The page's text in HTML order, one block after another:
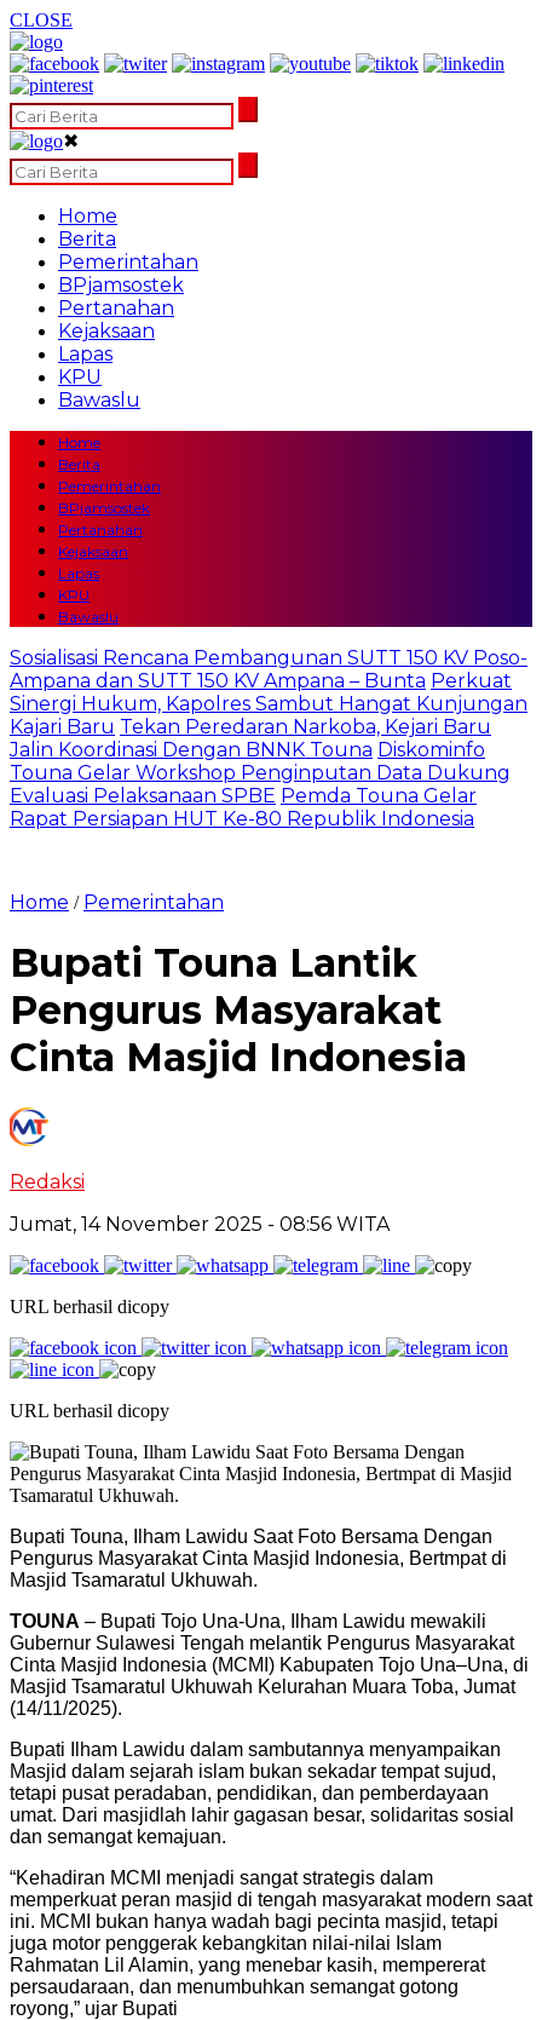
CLOSE
✖
Home
Berita
Pemerintahan
BPjamsostek
Pertanahan
Kejaksaan
Lapas
KPU
Bawaslu
Home
Berita
Pemerintahan
BPjamsostek
Pertanahan
Kejaksaan
Lapas
KPU
Bawaslu
Sosialisasi Rencana Pembangunan SUTT 150 KV Poso-
Ampana dan SUTT 150 KV Ampana – Bunta Perkuat
Sinergi Hukum, Kapolres Sambut Hangat Kunjungan
Kajari Baru Tekan Peredaran Narkoba, Kejari Baru
Jalin Koordinasi Dengan BNNK Touna Diskominfo
Touna Gelar Workshop Penginputan Data Dukung
Evaluasi Pelaksanaan SPBE Pemda Touna Gelar
Rapat Persiapan HUT Ke-80 Republik Indonesia
Home / Pemerintahan
Bupati Touna Lantik
Pengurus Masyarakat
Cinta Masjid Indonesia
Redaksi
Jumat, 14 November 2025 - 08:56 WITA
URL berhasil dicopy
URL berhasil dicopy
Bupati Touna, Ilham Lawidu Saat Foto Bersama Dengan
Pengurus Masyarakat Cinta Masjid Indonesia, Bertmpat di
Masjid Tsamaratul Ukhuwah.
TOUNA – Bupati Tojo Una-Una, Ilham Lawidu mewakili
Gubernur Sulawesi Tengah melantik Pengurus Masyarakat
Cinta Masjid Indonesia (MCMI) Kabupaten Tojo Una–Una, di
Masjid Tsamaratul Ukhuwah Kelurahan Muara Toba, Jumat
(14/11/2025).
Bupati Ilham Lawidu dalam sambutannya menyampaikan
Masjid dalam sejarah islam bukan sekadar tempat sujud,
tetapi pusat peradaban, pendidikan, dan pemberdayaan
umat. Dari masjidlah lahir gagasan besar, solidaritas sosial
dan semangat kemajuan.
“Kehadiran MCMI menjadi sangat strategis dalam
memperkuat peran masjid di tengah masyarakat modern saat
ini. MCMI bukan hanya wadah bagi pecinta masjid, tetapi
juga motor penggerak kebangkitan nilai-nilai Islam
Rahmatan Lil Alamin, yang menebar kasih, mempererat
persaudaraan, dan menumbuhkan semangat gotong
royong,” ujar Bupati